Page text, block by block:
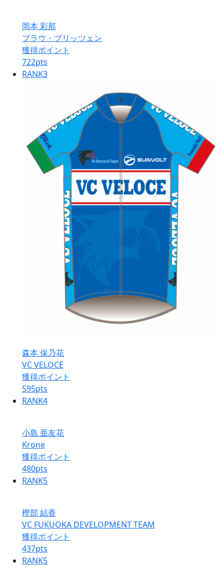
岡本 彩那
ブラウ・ブリッツェン
獲得ポイント
722pts
RANK3
森本 保乃花
VC VELOCE
獲得ポイント
595pts
RANK4
小島 亜友花
Krone
獲得ポイント
480pts
RANK5
樫部 結香
VC FUKUOKA DEVELOPMENT TEAM
獲得ポイント
437pts
RANK5